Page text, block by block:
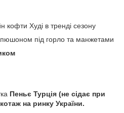
кофти Худі в тренді сезону
під горло та манжетами
Пеньє Турція (не сідає при
на ринку України.